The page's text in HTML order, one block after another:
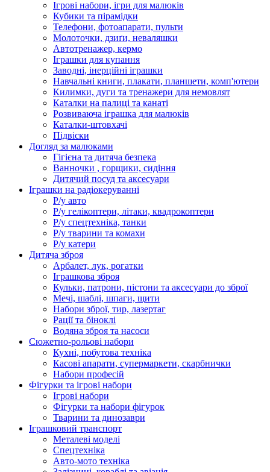
Ігрові набори, ігри для малюків
Кубики та пірамідки
Телефони, фотоапарати, пульти
Молоточки, дзиґи, неваляшки
Автотренажер, кермо
Іграшки для купання
Заводні, інерційні іграшки
Навчальні книги, плакати, планшети, комп'ютери
Килимки, дуги та тренажери для немовлят
Каталки на палиці та канаті
Розвиваюча іграшка для малюків
Каталки-штовхачі
Підвіски
Догляд за малюками
Гігієна та дитяча безпека
Ванночки , горщики, сидіння
Дитячий посуд та аксесуари
Іграшки на радіокеруванні
Р/у авто
Р/у гелікоптери, літаки, квадрокоптери
Р/у спецтехніка, танки
Р/у тварини та комахи
Р/у катери
Дитяча зброя
Арбалет, лук, рогатки
Іграшкова зброя
Кульки, патрони, пістони та аксесуари до зброї
Мечі, шаблі, шпаги, щити
Набори зброї, тир, лазертаг
Рації та біноклі
Водяна зброя та насоси
Сюжетно-рольові набори
Кухні, побутова техніка
Касові апарати, супермаркети, скарбнички
Набори професій
Фігурки та ігрові набори
Ігрові набори
Фігурки та набори фігурок
Тварини та динозаври
Іграшковий транспорт
Металеві моделі
Спецтехніка
Авто-мото техніка